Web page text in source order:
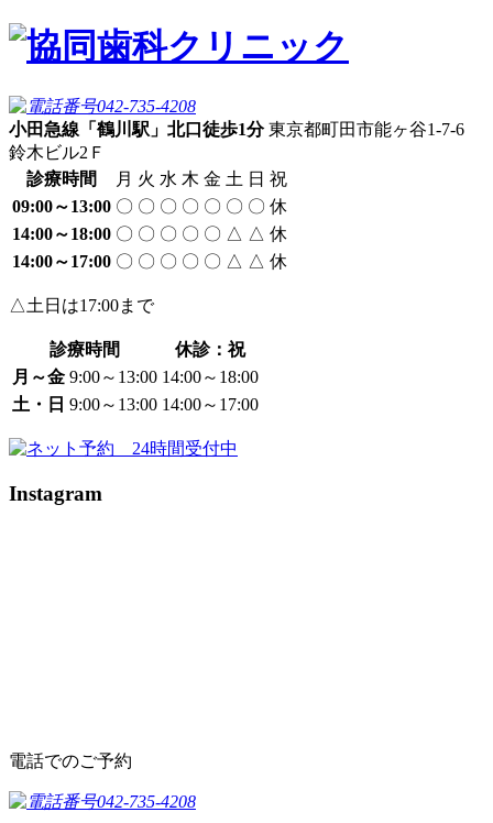
小田急線「鶴川駅」北口徒歩1分 東京都町田市能ヶ谷1-7-6
鈴木ビル2Ｆ
診療時間
月 火 水 木 金 土 日 祝
09:00～13:00 〇 〇 〇 〇 〇 〇 〇 休
14:00～18:00 〇 〇 〇 〇 〇 △ △ 休
14:00～17:00 〇 〇 〇 〇 〇 △ △ 休
△土日は17:00まで
診療時間
休診：祝
月～金 9:00～13:00 14:00～18:00
土・日 9:00～13:00 14:00～17:00
Instagram
電話でのご予約